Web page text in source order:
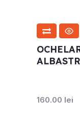
160.00 lei